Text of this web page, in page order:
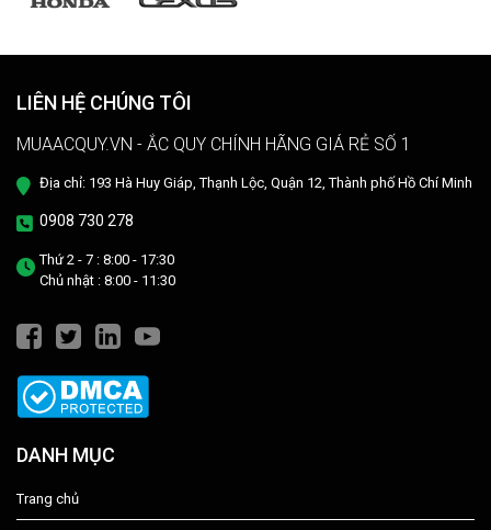
LIÊN HỆ CHÚNG TÔI
MUAACQUY.VN - ẮC QUY CHÍNH HÃNG GIÁ RẺ SỐ 1
Địa chỉ: 193 Hà Huy Giáp, Thạnh Lộc, Quận 12, Thành phố Hồ Chí Minh
0908 730 278
Thứ 2 - 7 : 8:00 - 17:30
Chủ nhật : 8:00 - 11:30
DANH MỤC
Trang chủ